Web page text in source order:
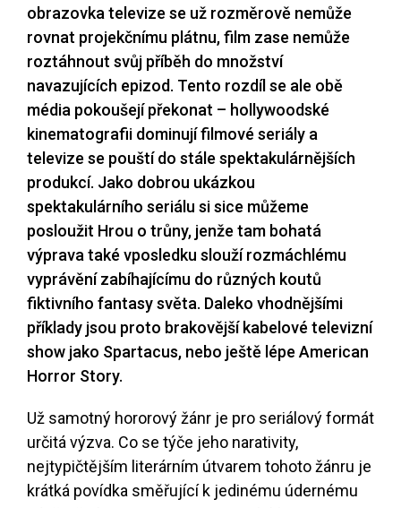
obrazovka televize se už rozměrově nemůže
rovnat projekčnímu plátnu, film zase nemůže
roztáhnout svůj příběh do množství
navazujících epizod. Tento rozdíl se ale obě
média pokoušejí překonat – hollywoodské
kinematografii dominují filmové seriály a
televize se pouští do stále spektakulárnějších
produkcí. Jako dobrou ukázkou
spektakulárního seriálu si sice můžeme
posloužit Hrou o trůny, jenže tam bohatá
výprava také vposledku slouží rozmáchlému
vyprávění zabíhajícímu do různých koutů
fiktivního fantasy světa. Daleko vhodnějšími
příklady jsou proto brakovější kabelové televizní
show jako Spartacus, nebo ještě lépe American
Horror Story.
Už samotný hororový žánr je pro seriálový formát
určitá výzva. Co se týče jeho narativity,
nejtypičtějším literárním útvarem tohoto žánru je
krátká povídka směřující k jedinému údernému